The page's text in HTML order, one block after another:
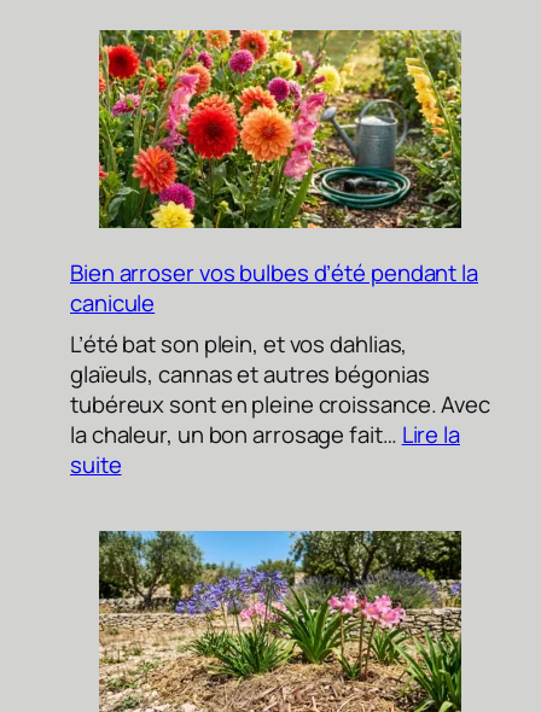
jardinage
:
place
aux
bulbes
à
floraison
d’automne
!
Bien arroser vos bulbes d’été pendant la
canicule
L’été bat son plein, et vos dahlias,
glaïeuls, cannas et autres bégonias
tubéreux sont en pleine croissance. Avec
la chaleur, un bon arrosage fait… Lire la
suite:
arroser
vos
bulbes
d’été
pendant
la
canicule